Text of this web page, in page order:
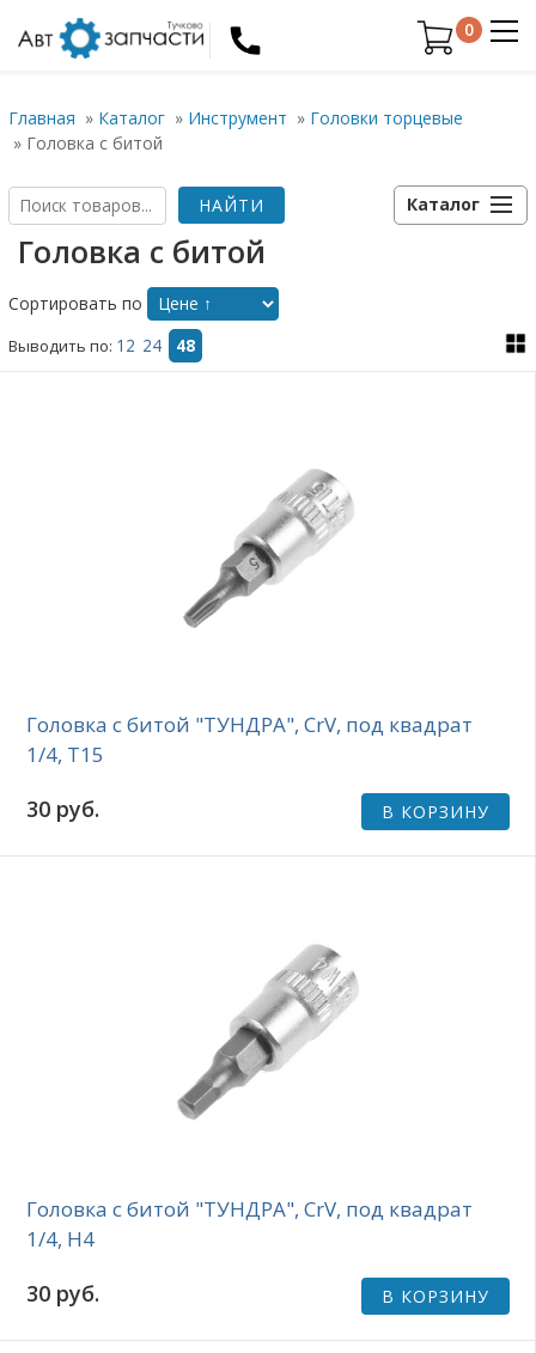
0
Главная » Каталог » Инструмент » Головки торцевые
» Головка с битой
Каталог
Головка с битой
Сортировать по
Выводить по: 12 24 48
Головка с битой "ТУНДРА", CrV, под квадрат
1/4, Т15
30 руб. В КОРЗИНУ
Головка с битой "ТУНДРА", CrV, под квадрат
1/4, H4
30 руб. В КОРЗИНУ